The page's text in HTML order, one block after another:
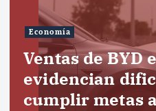
Economía
Ventas de BYD
evidencian
cumplir metas